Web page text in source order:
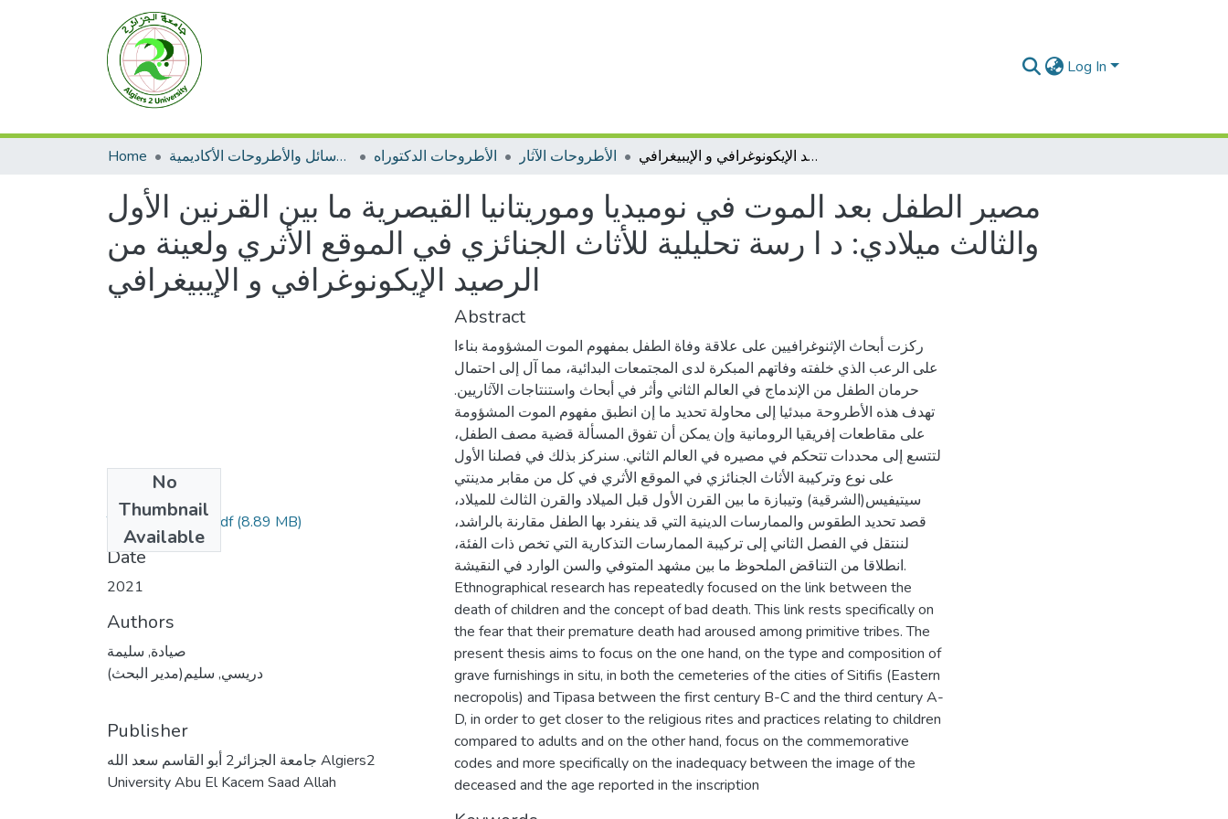
Log In
Home الرسائل والأطروحات الأكاديمية الأطروحات الدكتوراه الأطروحات الآثار مصير الطفل بعد الموت في نوميديا وموريتانيا القيصرية ما بين القرنين الأول والثالث ميلادي: د ا رسة تحليلية للأثاث الجنائزي في الموقع الأثري ولعينة من الرصيد الإيكونوغرافي و الإيبيغرافي
مصير الطفل بعد الموت في نوميديا وموريتانيا القيصرية ما بين القرنين الأول
والثالث ميلادي: د ا رسة تحليلية للأثاث الجنائزي في الموقع الأثري ولعينة من
الرصيد الإيكونوغرافي و الإيبيغرافي
No
Thumbnail
Available
Thèse Siada pdf.pdf(8.89 MB)
Date
2021
Authors
صيادة, سليمة
دريسي, سليم(مدير البحث)
Publisher
جامعة الجزائر2 أبو القاسم سعد الله Algiers2
University Abu El Kacem Saad Allah
Abstract
ركزت أبحاث الإثنوغرافيين على علاقة وفاة الطفل بمفهوم الموت المشؤومة بناءا
على الرعب الذي خلفته وفاتهم المبكرة لدى المجتمعات البدائية، مما آل إلى احتمال
حرمان الطفل من الإندماج في العالم الثاني وأثر في أبحاث واستنتاجات الآثاريين.
تهدف هذه الأطروحة مبدئيا إلى محاولة تحديد ما إن انطبق مفهوم الموت المشؤومة
على مقاطعات إفريقيا الرومانية وإن يمكن أن تفوق المسألة قضية مصف الطفل،
لتتسع إلى محددات تتحكم في مصيره في العالم الثاني. سنركز بذلك في فصلنا الأول
على نوع وتركيبة الأثاث الجنائزي في الموقع الأثري في كل من مقابر مدينتي
سيتيفيس(الشرقية) وتيبازة ما بين القرن الأول قبل الميلاد والقرن الثالث للميلاد،
قصد تحديد الطقوس والممارسات الدينية التي قد ينفرد بها الطفل مقارنة بالراشد،
لننتقل في الفصل الثاني إلى تركيبة الممارسات التذكارية التي تخص ذات الفئة،
انطلاقا من التناقض الملحوظ ما بين مشهد المتوفي والسن الوارد في النقيشة.
Ethnographical research has repeatedly focused on the link between the
death of children and the concept of bad death. This link rests specifically on
the fear that their premature death had aroused among primitive tribes. The
present thesis aims to focus on the one hand, on the type and composition of
grave furnishings in situ, in both the cemeteries of the cities of Sitifis (Eastern
necropolis) and Tipasa between the first century B-C and the third century A-
D, in order to get closer to the religious rites and practices relating to children
compared to adults and on the other hand, focus on the commemorative
codes and more specifically on the inadequacy between the image of the
deceased and the age reported in the inscription